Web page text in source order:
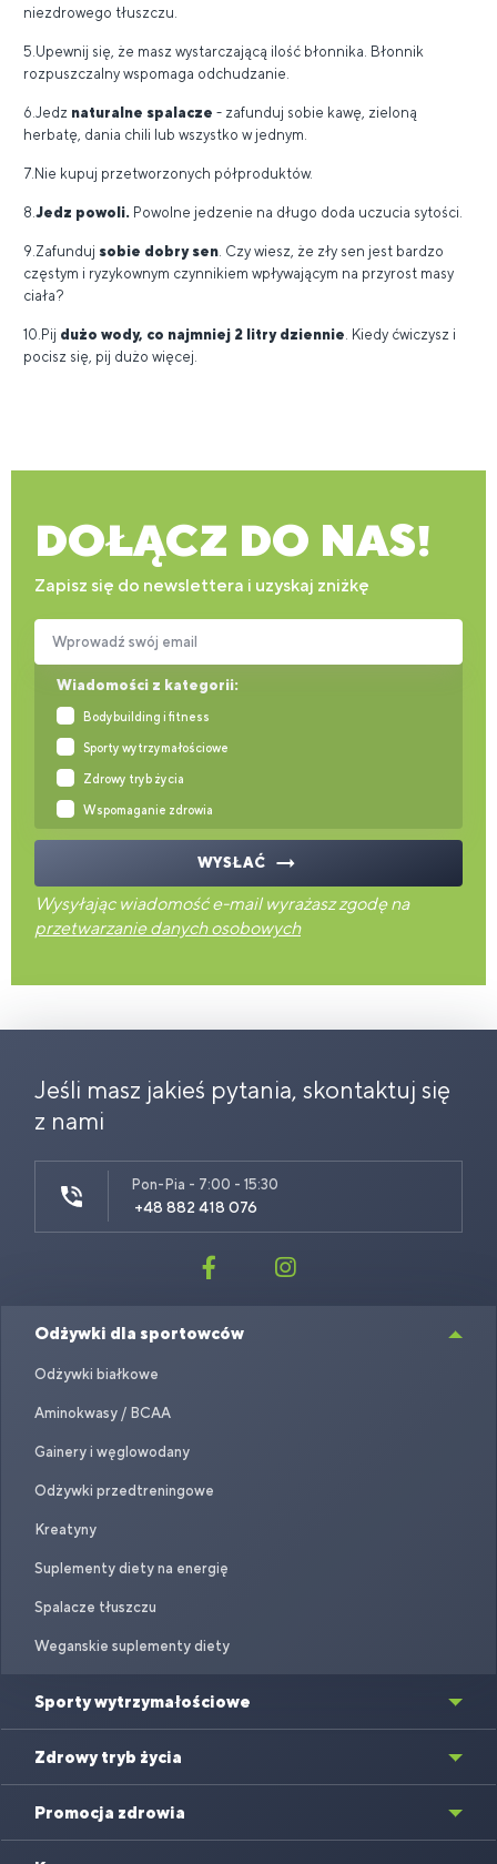
niezdrowego tłuszczu.
5.Upewnij się, że masz wystarczającą ilość błonnika. Błonnik
rozpuszczalny wspomaga odchudzanie.
6.Jedz naturalne spalacze - zafunduj sobie kawę, zieloną
herbatę, dania chili lub wszystko w jednym.
7.Nie kupuj przetworzonych półproduktów.
8. Jedz powoli. Powolne jedzenie na długo doda uczucia sytości.
9.Zafunduj sobie dobry sen . Czy wiesz, że zły sen jest bardzo
częstym i ryzykownym czynnikiem wpływającym na przyrost masy
ciała?
10.Pij dużo wody, co najmniej 2 litry dziennie . Kiedy ćwiczysz i
pocisz się, pij dużo więcej.
DOŁĄCZ DO NAS!
Zapisz się do newslettera i uzyskaj zniżkę
Wiadomości z kategorii:
Bodybuilding i fitness
Sporty wytrzymałościowe
Zdrowy tryb życia
Wspomaganie zdrowia
Wprowadź swój email
WYSŁAĆ
Wysyłając wiadomość e-mail wyrażasz zgodę na
przetwarzanie danych osobowych
Jeśli masz jakieś pytania, skontaktuj się
z nami
Pon-Pia - 7:00 - 15:30
+48 882 418 076
Odżywki dla sportowców
Odżywki białkowe
Aminokwasy / BCAA
Gainery i węglowodany
Odżywki przedtreningowe
Kreatyny
Suplementy diety na energię
Spalacze tłuszczu
Weganskie suplementy diety
Sporty wytrzymałościowe
Zdrowy tryb życia
Promocja zdrowia